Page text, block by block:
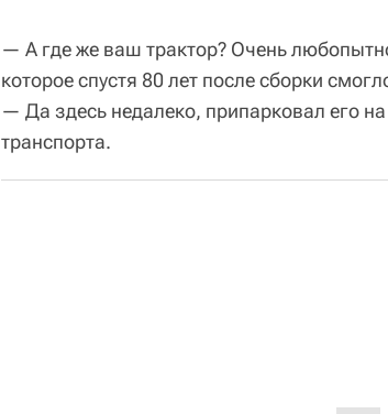
— А где же ваш трактор? Очень
которое спустя 80 лет после сборки
— Да здесь недалеко, припарковал его
транспорта.